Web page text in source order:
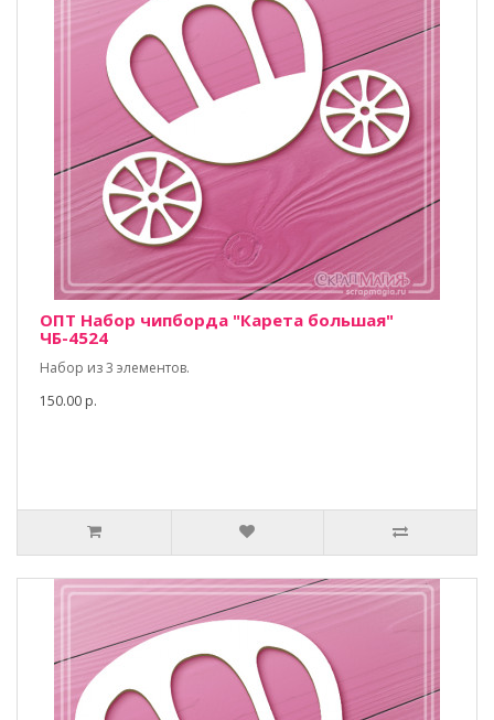
ОПТ Набор чипборда "Карета большая"
ЧБ-4524
Набор из 3 элементов.
150.00 р.